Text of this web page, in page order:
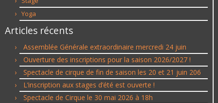
Yoga
Articles récents
Assemblée Générale extraordinaire mercredi 24 juin
Ouverture des inscriptions pour la saison 2026/2027 !
Spectacle de cirque de fin de saison les 20 et 21 juin 206
L’inscription aux stages d’été est ouverte !
Spectacle de Cirque le 30 mai 2026 à 18h